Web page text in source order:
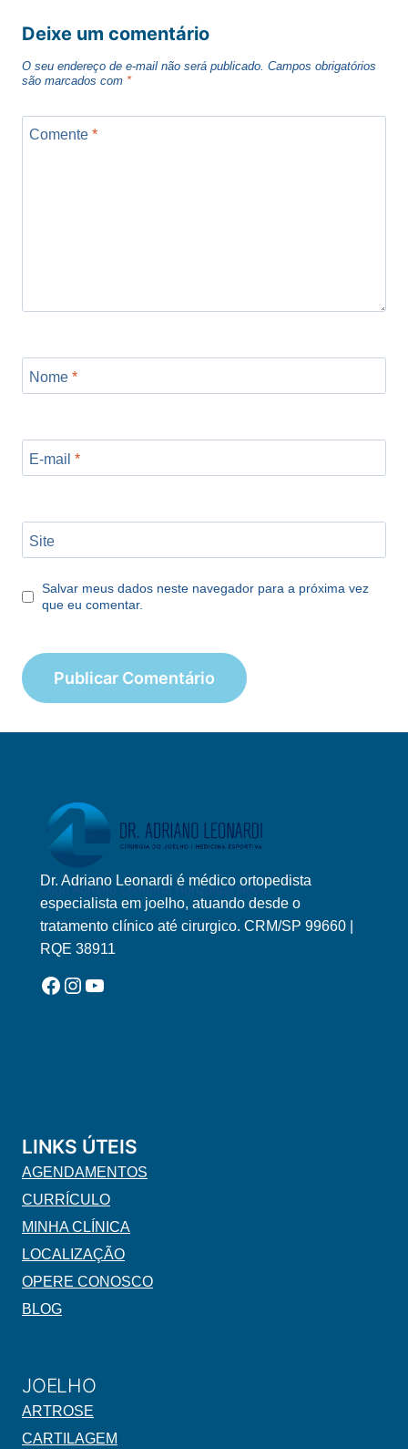
Deixe um comentário
O seu endereço de e-mail não será publicado. Campos obrigatórios
são marcados com *
Comente *
Nome *
E-mail *
Site
Salvar meus dados neste navegador para a próxima vez
que eu comentar.
Logo Adriano Leonardi Horizontal Novo
Dr. Adriano Leonardi é médico ortopedista
especialista em joelho, atuando desde o
tratamento clínico até cirurgico. CRM/SP 99660 |
RQE 38911
Facebook
Instagram
YouTube
LINKS ÚTEIS
AGENDAMENTOS
CURRÍCULO
MINHA CLÍNICA
LOCALIZAÇÃO
OPERE CONOSCO
BLOG
JOELHO
ARTROSE
CARTILAGEM